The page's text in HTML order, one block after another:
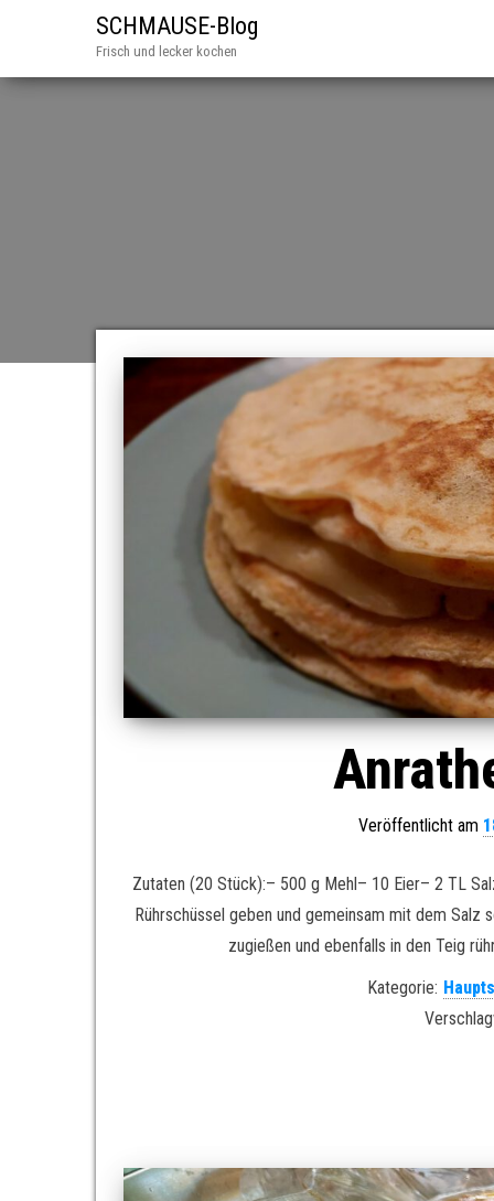
SCHMAUSE-Blog
Frisch und lecker kochen
Veröffentlicht am
Zutaten (20 Stück):– 500 g Mehl– 10 Eier– 2 TL
Rührschüssel geben und gemeinsam mit dem Salz
zugießen und ebenfalls in den Teig
Kategorie: